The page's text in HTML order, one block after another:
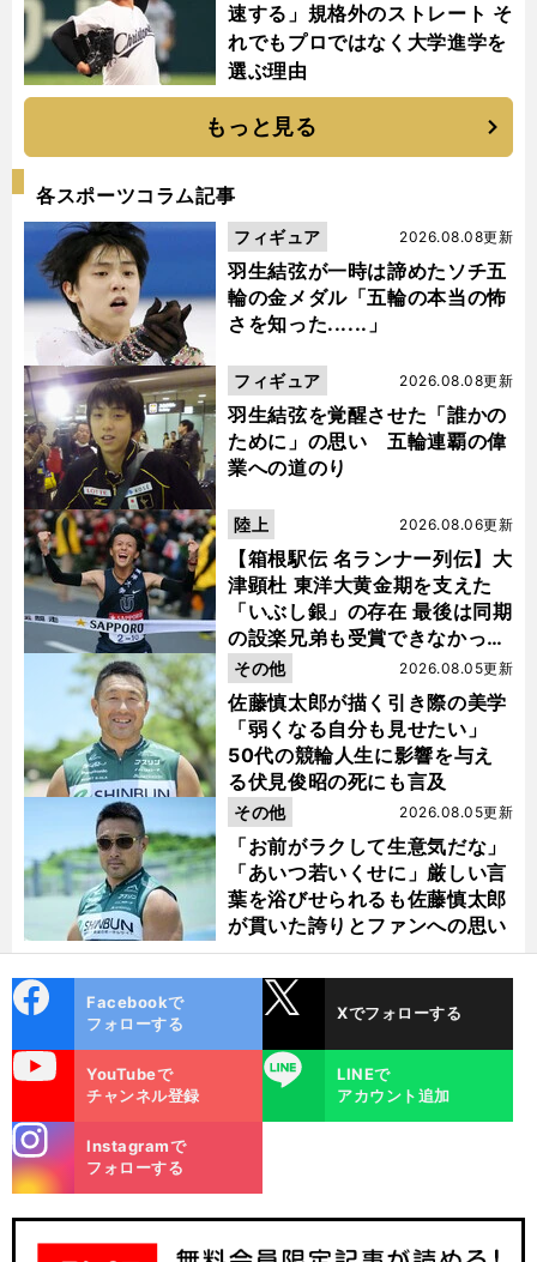
速する」規格外のストレート そ
れでもプロではなく大学進学を
選ぶ理由
もっと見る
各スポーツコラム記事
羽生結弦が一時は諦めたソチ五
輪の金メダル「五輪の本当の怖
さを知った......」
2026.08.08更新
フィギュア
羽生結弦を覚醒させた「誰かの
ために」の思い 五輪連覇の偉
業への道のり
2026.08.08更新
フィギュア
【箱根駅伝 名ランナー列伝】大
津顕杜 東洋大黄金期を支えた
「いぶし銀」の存在 最後は同期
の設楽兄弟も受賞できなかった
金栗杯に輝く
2026.08.06更新
陸上
佐藤慎太郎が描く引き際の美学
「弱くなる自分も見せたい」
50代の競輪人生に影響を与え
る伏見俊昭の死にも言及
2026.08.05更新
その他
「お前がラクして生意気だな」
「あいつ若いくせに」厳しい言
葉を浴びせられるも佐藤慎太郎
が貫いた誇りとファンへの思い
2026.08.05更新
その他
ok
Facebookで
フォローする
Xでフォローする
YouTubeで
チャンネル登録
LINE
LINEで
アカウント追加
m
Instagramで
フォローする